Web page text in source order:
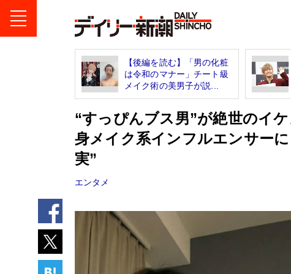
【後編を読む】「男の化粧
は令和のマナー」チート級
メイク術の美男子が説...
“すっぴんブス男”が絶世のイ
身メイク系インフルエンサー
実”
エンタメ